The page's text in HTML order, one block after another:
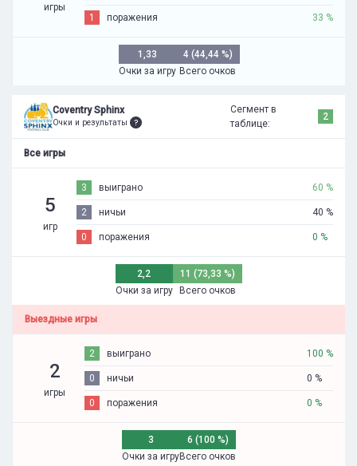
игры
1 поражения 33 %
1,33
Очки за игру
4 (44,44 %)
Всего очков
Coventry Sphinx
Очки и результаты
Сегмент в
таблице:
2
Все игры
5
игр
3 выиграно 60 %
2 ничьи 40 %
0 поражения 0 %
2,2
Очки за игру
11 (73,33 %)
Всего очков
Выездные игры
2
игры
2 выиграно 100 %
0 ничьи 0 %
0 поражения 0 %
3
Очки за игру
6 (100 %)
Всего очков